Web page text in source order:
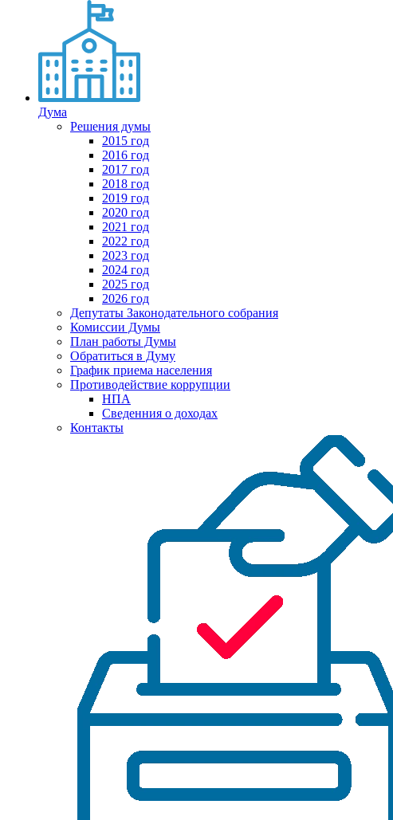
Дума
Решения думы
2015 год
2016 год
2017 год
2018 год
2019 год
2020 год
2021 год
2022 год
2023 год
2024 год
2025 год
2026 год
Депутаты Законодательного собрания
Комиссии Думы
План работы Думы
Обратиться в Думу
График приема населения
Противодействие коррупции
НПА
Сведенния о доходах
Контакты